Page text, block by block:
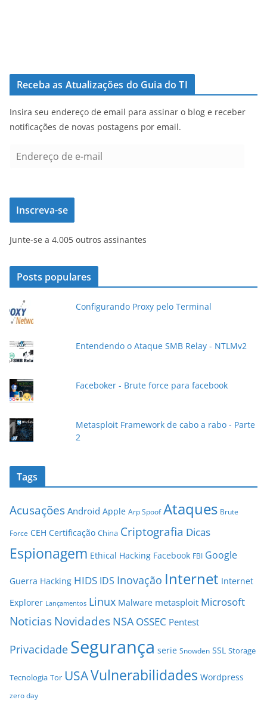
Receba as Atualizações do Guia do TI
Insira seu endereço de email para assinar o blog e receber
notificações de novas postagens por email.
e
e
ç
d
e
-
a
i
Inscreva-se
Junte-se a 4.005 outros assinantes
Posts populares
Configurando Proxy pelo Terminal
Entendendo o Ataque SMB Relay - NTLMv2
Faceboker - Brute force para facebook
Metasploit Framework de cabo a rabo - Parte
2
Tags
Acusações Android Apple Arp Spoof Ataques Brute
Force CEH Certificação China Criptografia Dicas
Espionagem Ethical Hacking Facebook FBI Google
Guerra Hacking HIDS IDS Inovação Internet Internet
Explorer Lançamentos Linux Malware metasploit Microsoft
NoticiasNovidades NSA OSSEC Pentest
Privacidade Segurança serie Snowden SSL Storage
Tecnologia Tor USAVulnerabilidades Wordpress
zero day